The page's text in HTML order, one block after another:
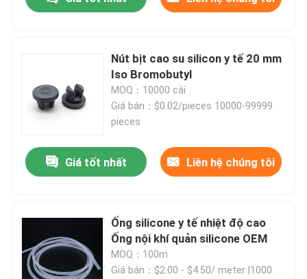
Nút bịt cao su silicon y tế 20 mm
Iso Bromobutyl
MOQ：10000 cái
Giá bán：$0.02/pieces 10000-99999
pieces
Giá tốt nhất Liên hệ chúng tôi
Ống silicone y tế nhiệt độ cao
Ống nội khí quản silicone OEM
MOQ：100m
Giá bán：$2.00 - $4.50/ meter |1000